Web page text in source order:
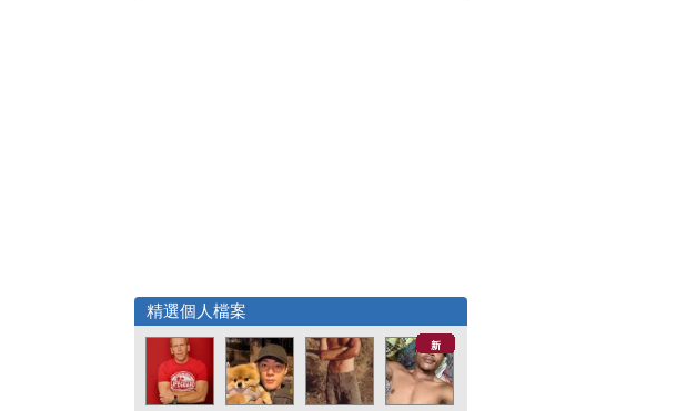
精選個人檔案
新